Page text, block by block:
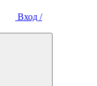
Вход /